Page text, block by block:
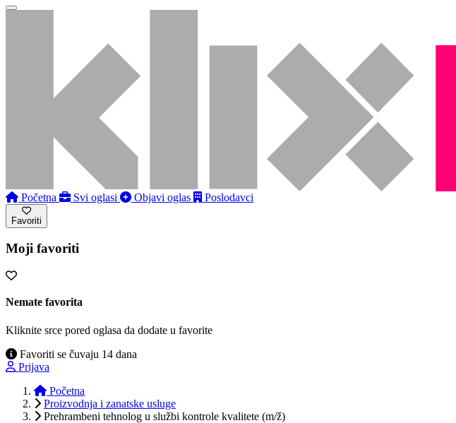
Početna Svi oglasi Objavi oglas Poslodavci
Favoriti
Moji favoriti
Nemate favorita
Kliknite srce pored oglasa da dodate u favorite
Favoriti se čuvaju 14 dana
Prijava
Početna
Proizvodnja i zanatske usluge
Prehrambeni tehnolog u službi kontrole kvalitete (m/ž)